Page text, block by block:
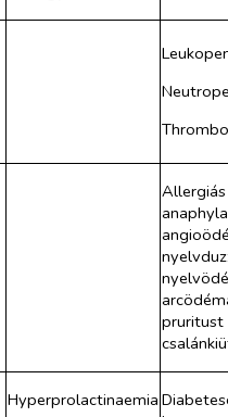
pruritust
Hyperprolactinaemia